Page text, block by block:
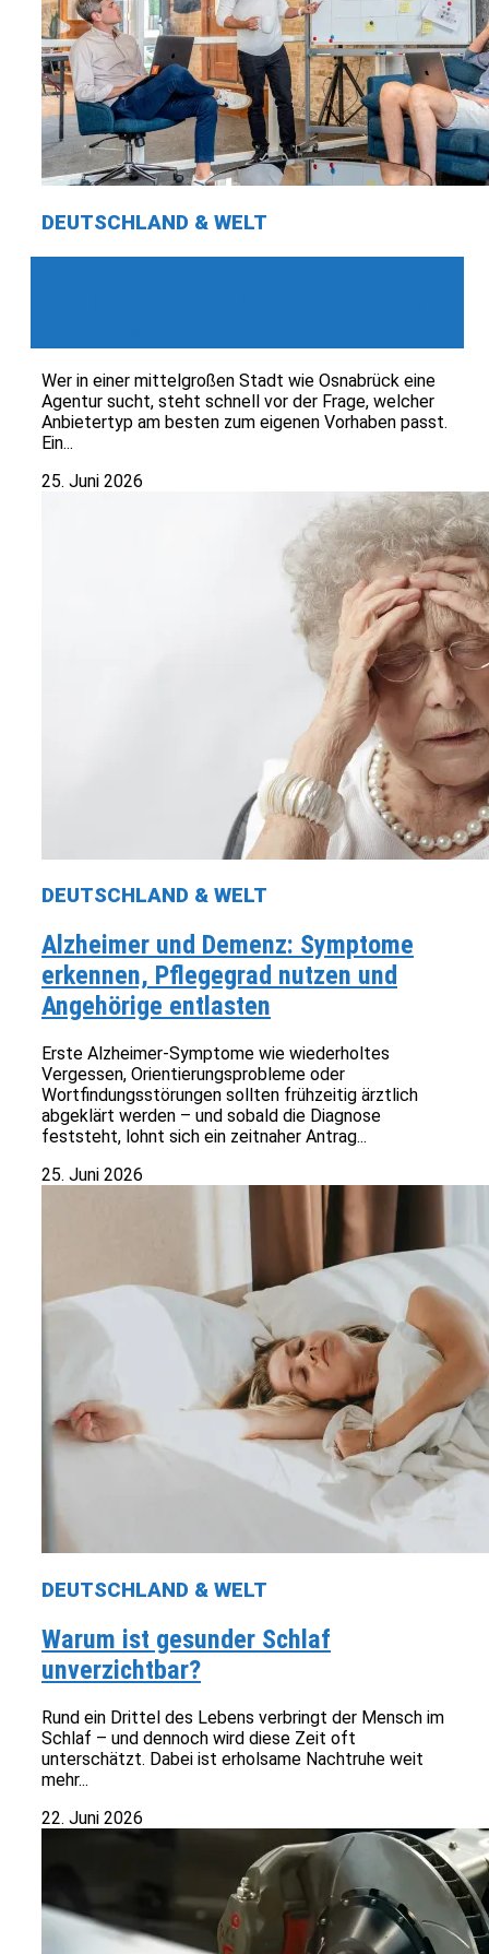
DEUTSCHLAND & WELT
Wer in einer mittelgroßen Stadt wie Osnabrück eine
Agentur sucht, steht schnell vor der Frage, welcher
Anbietertyp am besten zum eigenen Vorhaben passt.
Ein...
25. Juni 2026
DEUTSCHLAND & WELT
Alzheimer und Demenz: Symptome
erkennen, Pflegegrad nutzen und
Angehörige entlasten
Erste Alzheimer-Symptome wie wiederholtes
Vergessen, Orientierungsprobleme oder
Wortfindungsstörungen sollten frühzeitig ärztlich
abgeklärt werden – und sobald die Diagnose
feststeht, lohnt sich ein zeitnaher Antrag...
25. Juni 2026
DEUTSCHLAND & WELT
Warum ist gesunder Schlaf
unverzichtbar?
Rund ein Drittel des Lebens verbringt der Mensch im
Schlaf – und dennoch wird diese Zeit oft
unterschätzt. Dabei ist erholsame Nachtruhe weit
mehr...
22. Juni 2026